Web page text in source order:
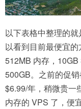
以下表格中整理的
以看到目前最便宜
512MB 内存，
500GB。之前的促
$6.99/年，稍微贵一
内存的 VPS 了，便